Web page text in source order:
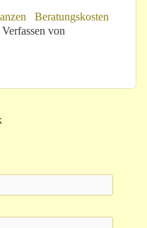
Beratungskosten
Große Kosten!
von